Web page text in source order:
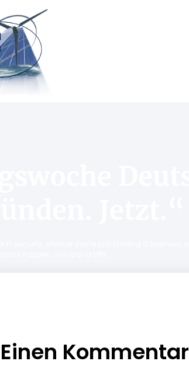
Kommentar